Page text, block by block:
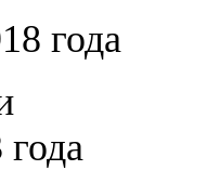
года